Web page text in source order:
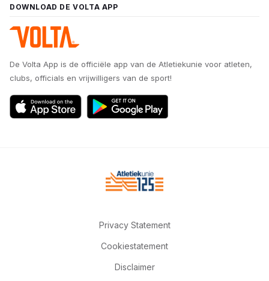
DOWNLOAD DE VOLTA APP
De Volta App is de officiële app van de Atletiekunie voor atleten,
clubs, officials en vrijwilligers van de sport!
Privacy Statement
Cookiestatement
Disclaimer